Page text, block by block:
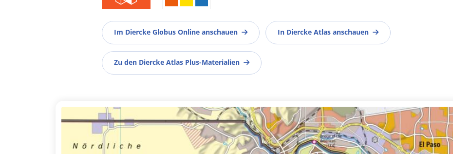
Im Diercke Globus Online anschauen In Diercke Atlas anschauen
Zu den Diercke Atlas Plus-Materialien